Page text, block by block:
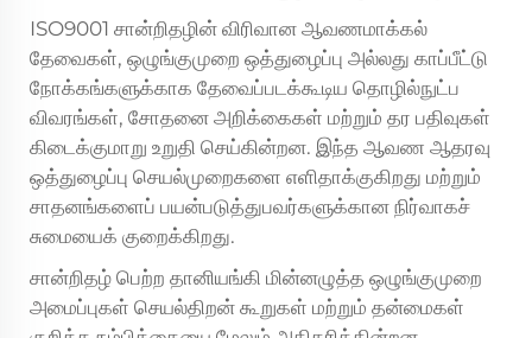
ISO9001 சான்றிதழின் விரிவான ஆவணமாக்கல்
தேவைகள், ஒழுங்குமுறை ஒத்துழைப்பு அல்லது காப்பீட்டு
நோக்கங்களுக்காக தேவைப்படக்கூடிய தொழில்நுட்ப
விவரங்கள், சோதனை அறிக்கைகள் மற்றும் தர பதிவுகள்
கிடைக்குமாறு உறுதி செய்கின்றன. இந்த ஆவண ஆதரவு
ஒத்துழைப்பு செயல்முறைகளை எளிதாக்குகிறது மற்றும்
சாதனங்களைப் பயன்படுத்துபவர்களுக்கான நிர்வாகச்
சுமையைக் குறைக்கிறது.
சான்றிதழ் பெற்ற தானியங்கி மின்னழுத்த ஒழுங்குமுறை
அமைப்புகள் செயல்திறன் கூறுகள் மற்றும் தன்மைகள்